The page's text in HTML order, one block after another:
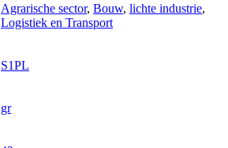
Agrarische sector, Bouw, lichte industrie,
Logistiek en Transport
S1PL
gr